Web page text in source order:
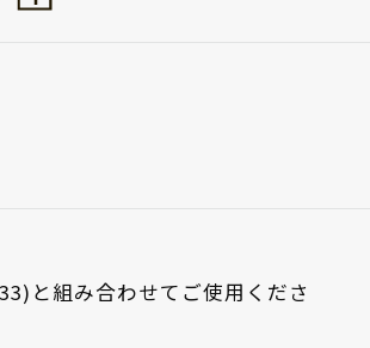
と組み合わせてご使用くださ